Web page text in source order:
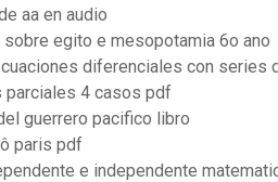
aa en audio
egito e mesopotamia 6o ano
diferenciales con series
parciales 4 casos pdf
guerrero pacifico libro
paris pdf
e independente